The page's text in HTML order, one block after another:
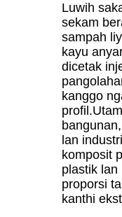
Luwih
sekam
sampah
kayu
dicetak
kanggo
lan
komposit
plastik lan
proporsi
kanthi